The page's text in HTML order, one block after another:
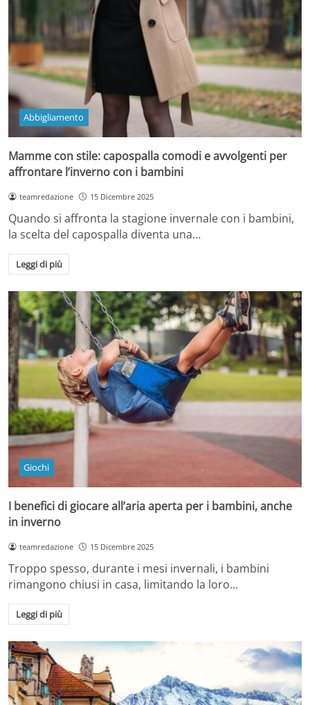
Abbigliamento
Mamme con stile: capospalla comodi e avvolgenti per
affrontare l’inverno con i bambini
teamredazione 15 Dicembre 2025
Quando si affronta la stagione invernale con i bambini,
la scelta del capospalla diventa una…
Leggi di più
Giochi
I benefici di giocare all’aria aperta per i bambini, anche
in inverno
teamredazione 15 Dicembre 2025
Troppo spesso, durante i mesi invernali, i bambini
rimangono chiusi in casa, limitando la loro…
Leggi di più